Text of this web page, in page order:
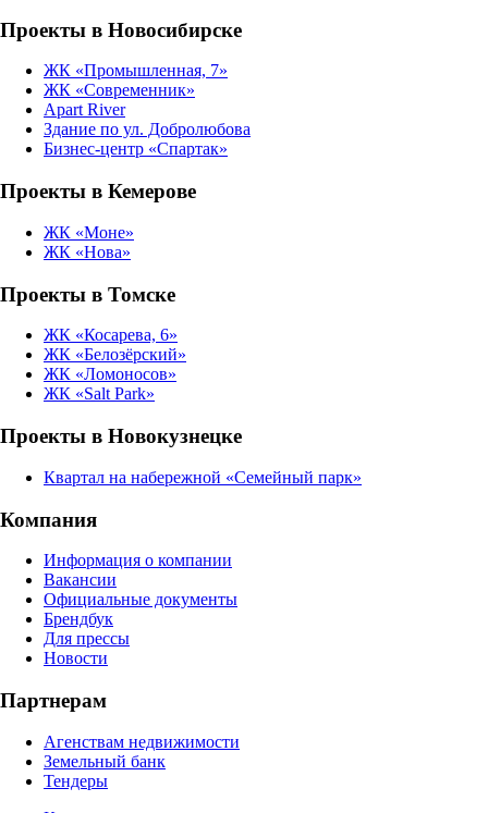
Проекты в Новосибирске
ЖК «Промышленная, 7»
ЖК «Современник»
Apart River
Здание по ул. Добролюбова
Бизнес-центр «Спартак»
Проекты в Кемерове
ЖК «Моне»
ЖК «Нова»
Проекты в Томске
ЖК «Косарева, 6»
ЖК «Белозёрский»
ЖК «Ломоносов»
ЖК «Salt Park»
Проекты в Новокузнецке
Квартал на набережной «Семейный парк»
Компания
Информация о компании
Вакансии
Официальные документы
Брендбук
Для прессы
Новости
Партнерам
Агенствам недвижимости
Земельный банк
Тендеры